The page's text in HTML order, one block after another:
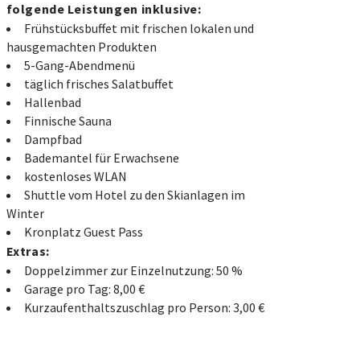
folgende Leistungen inklusive:
Frühstücksbuffet mit frischen lokalen und
hausgemachten Produkten
5-Gang-Abendmenü
täglich frisches Salatbuffet
Hallenbad
Finnische Sauna
Dampfbad
Bademantel für Erwachsene
kostenloses WLAN
Shuttle vom Hotel zu den Skianlagen im
Winter
Kronplatz Guest Pass
Extras:
Doppelzimmer zur Einzelnutzung: 50 %
Garage pro Tag: 8,00 €
Kurzaufenthaltszuschlag pro Person: 3,00 €